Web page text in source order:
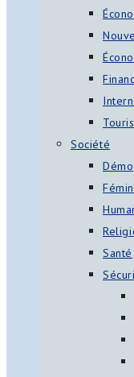
Société
Santé